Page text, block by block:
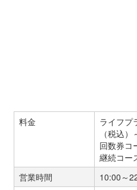
料金
ライフプ
（税込）
回数券コ
継続コー
営業時間
10:00～